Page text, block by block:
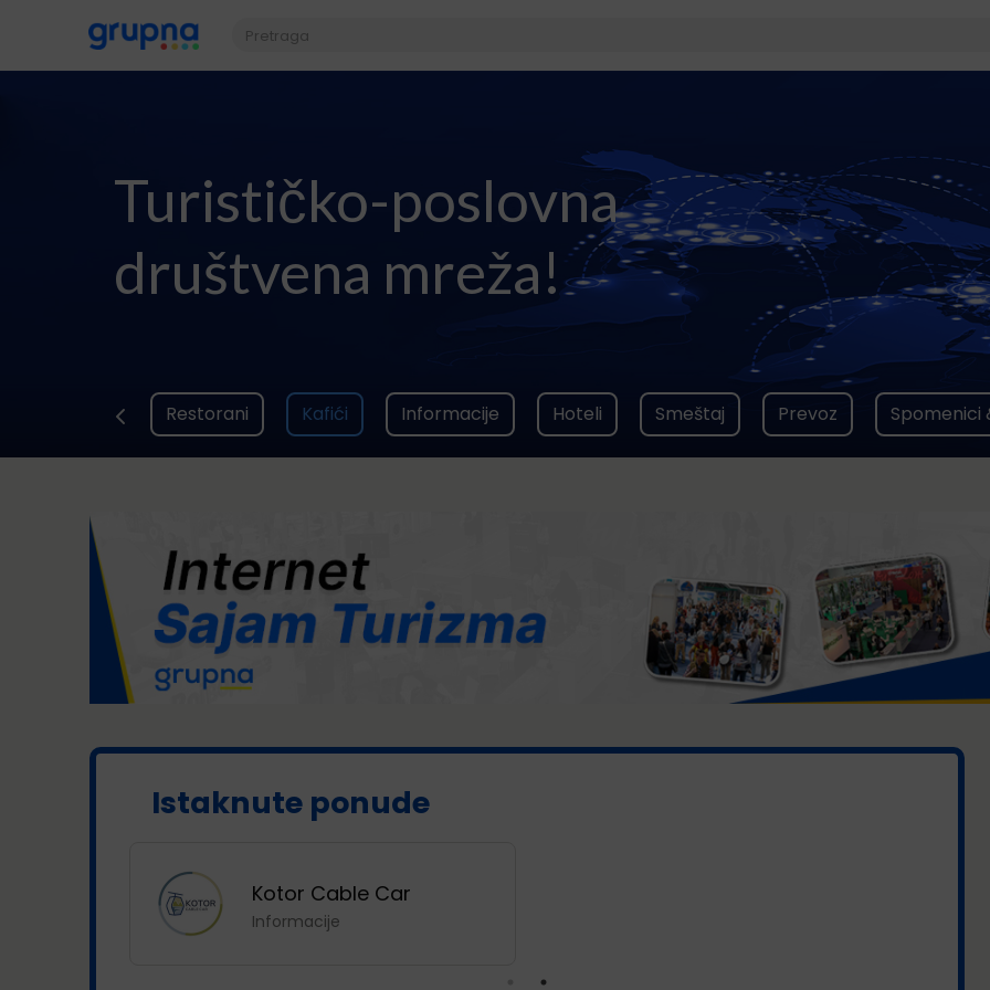
Turističko-poslovna
društvena mreža!
Restorani Kafići Informacije Hoteli Smeštaj Prevoz Spomenici
Istaknute ponude
Kotor Cable Car
Informacije